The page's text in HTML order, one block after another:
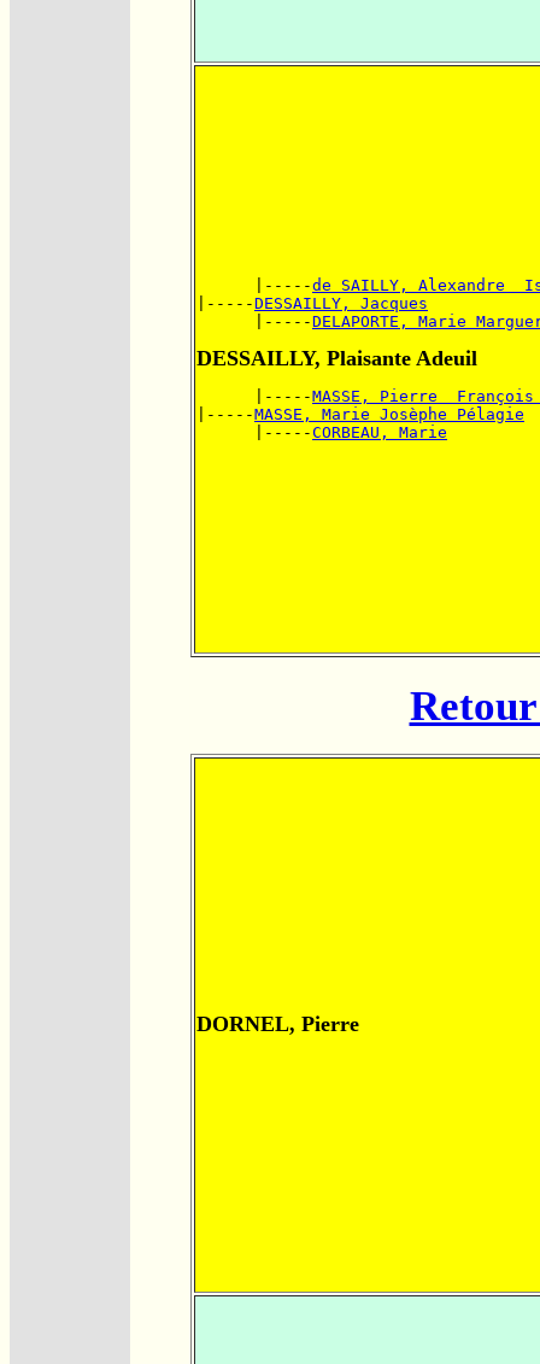
      |-----
de SAILLY, Alexandre
|-----DESSAILLY, Jacques
      |-----
DELAPORTE, Marie
DESSAILLY, Plaisante Adeuil
      |-----
MASSE, Pierre
|-----MASSE, Marie Josèphe Pélagie
      |-----
CORBEAU, Marie
DORNEL, Pierre